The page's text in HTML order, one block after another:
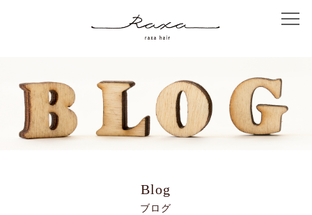
Concept
Salon Info
Menu
Blog
ブログ